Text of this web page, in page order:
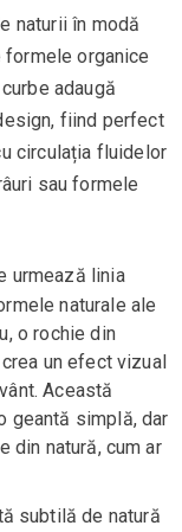
naturii în modă
organice
adaugă
fiind perfect
circulația fluidelor
sau formele
urmează linia
naturale ale
o rochie din
un efect vizual
Această
geantă simplă, dar
din natură, cum ar
subtilă de natură